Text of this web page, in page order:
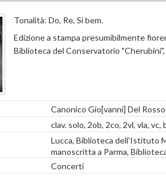
Tonalità: Do, Re, Si bem.
Edizione a stampa presumibilmente
Biblioteca del Conservatorio
Canonico Gio[vanni] Del Rosso
clav. solo, 2ob, 2co, 2vl, vla, vc,
Lucca, Biblioteca dell'Istituto
manoscritta a Parma,
Concerti